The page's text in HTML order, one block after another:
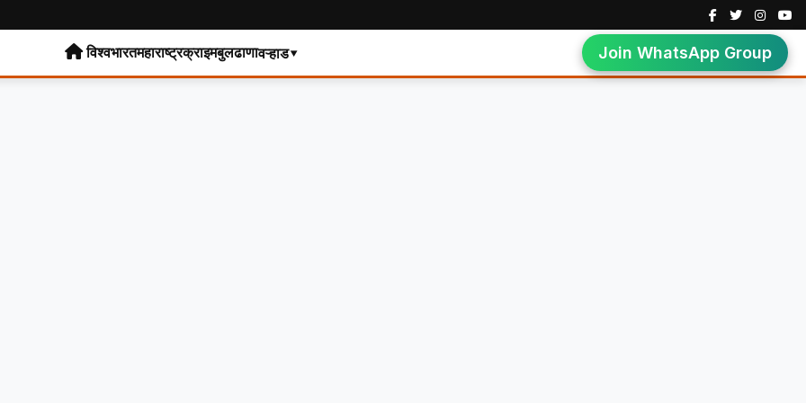
विश्वभारतमहाराष्ट्रक्राइमबुलढाणावऱ्हाड▾ Join WhatsApp Group